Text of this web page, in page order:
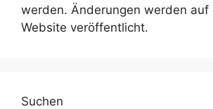
werden. Änderungen werden auf
Website veröffentlicht.
Suchen